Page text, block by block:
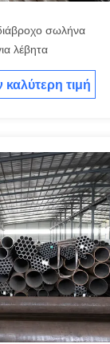
σωλήνα
λέβητα
καλύτερη τιμή